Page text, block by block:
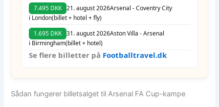
7.495 DKK 21. august 2026Arsenal - Coventry City
i London(billet + hotel + fly)
1.695 DKK 31. august 2026Aston Villa - Arsenal
i Birmingham(billet + hotel)
Se flere billetter på Footballtravel.dk
Sådan fungerer billetsalget til Arsenal FA Cup-kampe